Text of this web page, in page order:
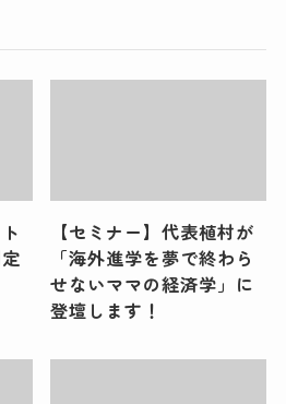
【セミナー】代表植村が
「海外進学を夢で終わら
せないママの経済学」に
登壇します！